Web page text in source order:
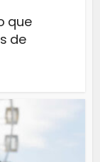
que
de